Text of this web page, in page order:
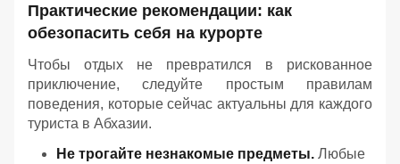
Практические рекомендации: как
обезопасить себя на курорте
Чтобы отдых не превратился в рискованное
приключение, следуйте простым правилам
поведения, которые сейчас актуальны для каждого
туриста в Абхазии.
Не трогайте незнакомые предметы. Любые